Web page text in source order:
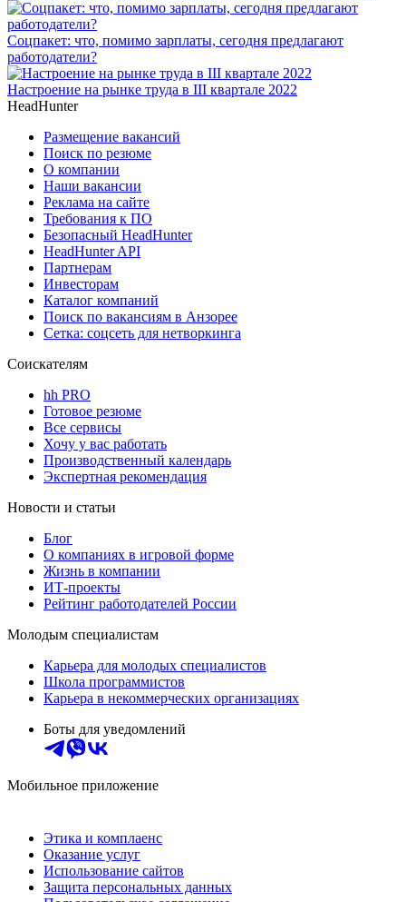
Соцпакет: что, помимо зарплаты, сегодня предлагают
работодатели?
Настроение на рынке труда в III квартале 2022
HeadHunter
Размещение вакансий
Поиск по резюме
О компании
Наши вакансии
Реклама на сайте
Требования к ПО
Безопасный HeadHunter
HeadHunter API
Партнерам
Инвесторам
Каталог компаний
Поиск по вакансиям в Анзорее
Сетка: соцсеть для нетворкинга
Соискателям
hh PRO
Готовое резюме
Все сервисы
Хочу у вас работать
Производственный календарь
Экспертная рекомендация
Новости и статьи
Блог
О компаниях в игровой форме
Жизнь в компании
ИТ-проекты
Рейтинг работодателей России
Молодым специалистам
Карьера для молодых специалистов
Школа программистов
Карьера в некоммерческих организациях
Боты для уведомлений
Мобильное приложение
Этика и комплаенс
Оказание услуг
Использование сайтов
Защита персональных данных